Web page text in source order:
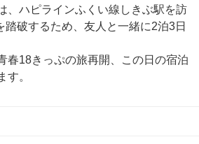
、ハピラインふくい線しきぶ駅を訪
踏破するため、友人と一緒に2泊3日
18きっぷの旅再開、この日の宿泊
かいます。